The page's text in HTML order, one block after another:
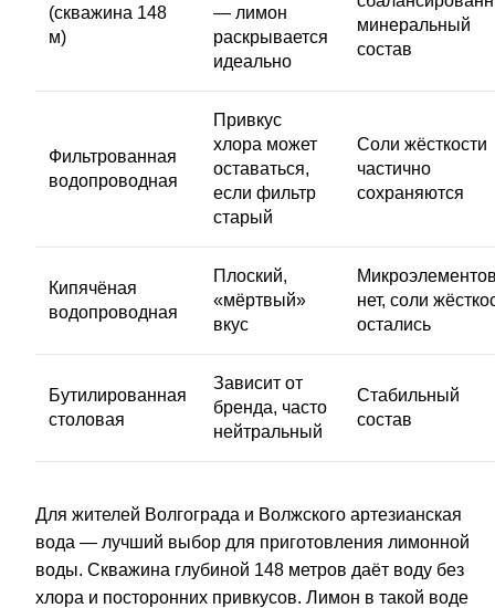
(скважина 148
м)
— лимон
раскрывается
идеально
минеральный
состав
Фильтрованная
водопроводная
Привкус
хлора может
оставаться,
если фильтр
старый
Соли жёсткости
частично
сохраняются
Кипячёная
водопроводная
Плоский,
«мёртвый»
вкус
нет, соли
остались
Бутилированная
столовая
Зависит от
бренда, часто
нейтральный
Стабильный
состав
Для жителей Волгограда и Волжского артезианская
вода — лучший выбор для приготовления лимонной
воды. Скважина глубиной 148 метров даёт воду без
хлора и посторонних привкусов. Лимон в такой воде